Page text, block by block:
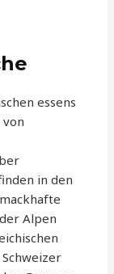
essens
in den
Alpen